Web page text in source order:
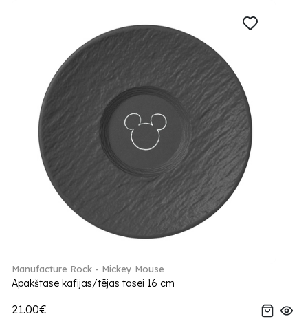
Manufacture Rock - Mickey Mouse
Apakštase kafijas/tējas tasei 16 cm
21.00€